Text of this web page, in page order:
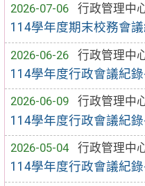
2026-07-06
行政管理中
114學年度期末校務會
2026-06-26
行政管理中
114學年度行政會議紀
2026-06-09
行政管理中
114學年度行政會議紀
2026-05-04
行政管理中
114學年度行政會議紀